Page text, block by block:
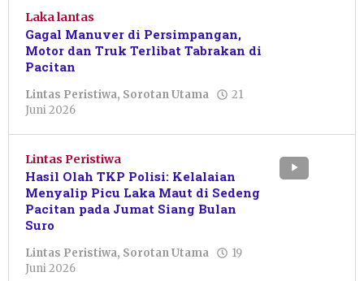
Laka lantas
Gagal Manuver di Persimpangan,
Motor dan Truk Terlibat Tabrakan di
Pacitan
Lintas Peristiwa, Sorotan Utama
21
Juni 2026
Shalahuddin
Lintas Peristiwa
Hasil Olah TKP Polisi: Kelalaian
Menyalip Picu Laka Maut di Sedeng
Pacitan pada Jumat Siang Bulan
Suro
Lintas Peristiwa, Sorotan Utama
19
Juni 2026